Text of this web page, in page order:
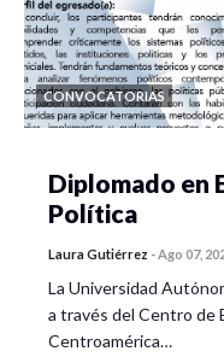
CONVOCATORIAS
Diplomado en
Política
Laura Gutiérrez -Ago 07,
La Universidad
a través del Centro de
Centroamérica…